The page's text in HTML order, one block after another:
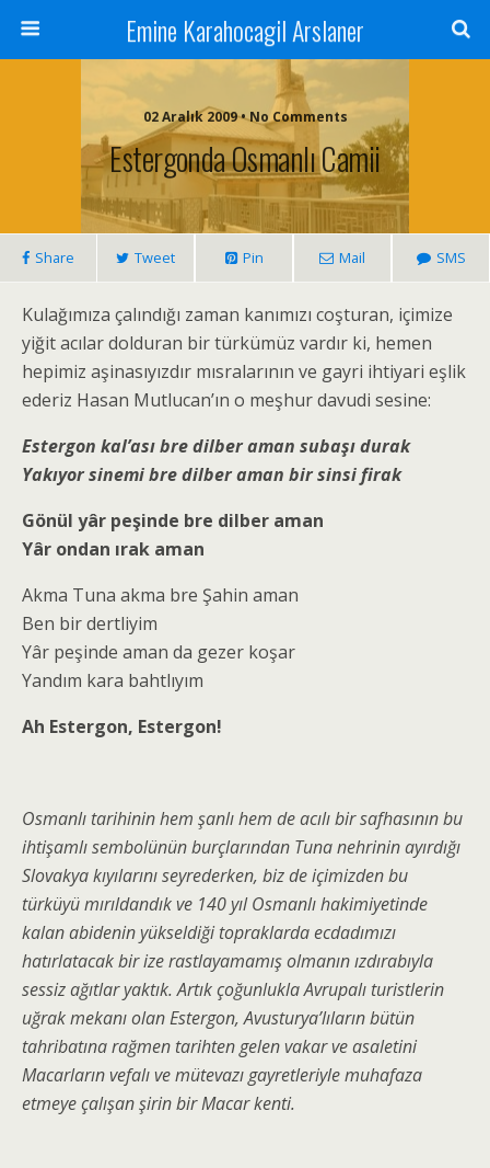
Emine Karahocagil Arslaner
02 Aralık 2009 • No Comments
Estergonda Osmanlı Camii
Share Tweet Pin Mail SMS
Kulağımıza çalındığı zaman kanımızı coşturan, içimize
yiğit acılar dolduran bir türkümüz vardır ki, hemen
hepimiz aşinasıyızdır mısralarının ve gayri ihtiyari eşlik
ederiz Hasan Mutlucan’ın o meşhur davudi sesine:
Estergon kal’ası bre dilber aman subaşı durak
Yakıyor sinemi bre dilber aman bir sinsi firak
Gönül yâr peşinde bre dilber aman
Yâr ondan ırak aman
Akma Tuna akma bre Şahin aman
Ben bir dertliyim
Yâr peşinde aman da gezer koşar
Yandım kara bahtlıyım
Ah Estergon, Estergon!
Osmanlı tarihinin hem şanlı hem de acılı bir safhasının bu
ihtişamlı sembolünün burçlarından Tuna nehrinin ayırdığı
Slovakya kıyılarını seyrederken, biz de içimizden bu
türküyü mırıldandık ve 140 yıl Osmanlı hakimiyetinde
kalan abidenin yükseldiği topraklarda ecdadımızı
hatırlatacak bir ize rastlayamamış olmanın ızdırabıyla
sessiz ağıtlar yaktık. Artık çoğunlukla Avrupalı turistlerin
uğrak mekanı olan Estergon, Avusturya’lıların bütün
tahribatına rağmen tarihten gelen vakar ve asaletini
Macarların vefalı ve mütevazı gayretleriyle muhafaza
etmeye çalışan şirin bir Macar kenti.